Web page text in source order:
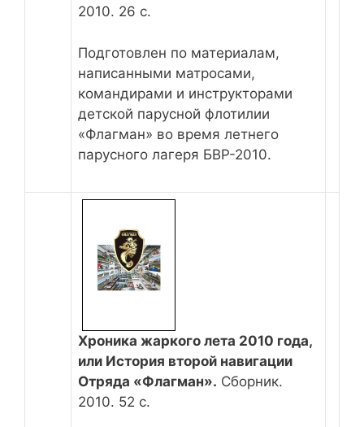
2010. 26 с.
Подготовлен по материалам,
написанными матросами,
командирами и инструкторами
детской парусной флотилии
«Флагман» во время летнего
парусного лагеря БВР-2010.
Хроника жаркого лета 2010 года,
или История второй навигации
Отряда «Флагман». Сборник.
2010. 52 с.